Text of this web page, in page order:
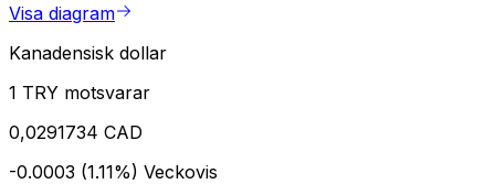
Visa diagram
Kanadensisk dollar
1 TRY motsvarar
0,0291734 CAD
-0.0003 (1.11%) Veckovis